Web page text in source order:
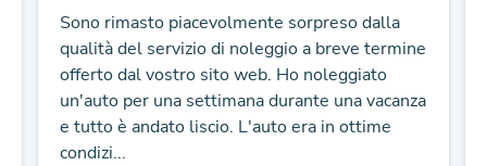
Sono rimasto piacevolmente sorpreso dalla
qualità del servizio di noleggio a breve termine
offerto dal vostro sito web. Ho noleggiato
un'auto per una settimana durante una vacanza
e tutto è andato liscio. L'auto era in ottime
condizi...